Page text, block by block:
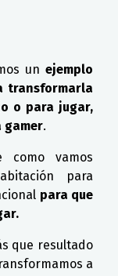
un ejemplo
transformarla
o para jugar,
gamer.
como vamos
para
para que
que resultado
a